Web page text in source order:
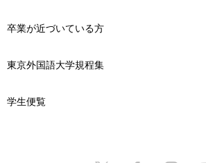
卒業が近づいている方
東京外国語大学規程集
学生便覧